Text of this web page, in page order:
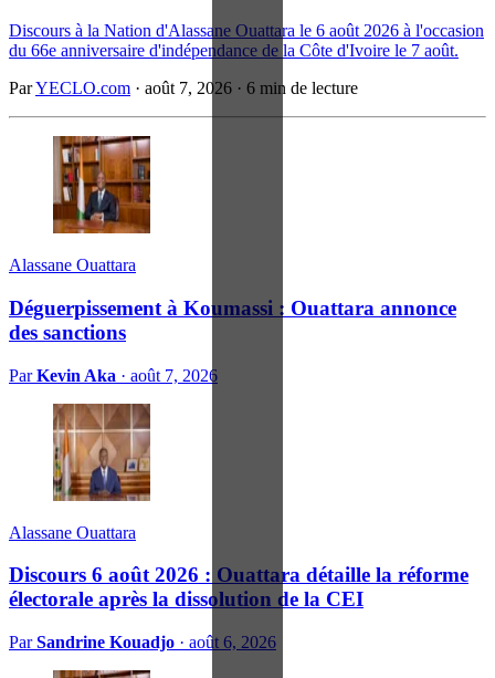
Discours à la Nation d'Alassane Ouattara le 6 août 2026 à l'occasion
du 66e anniversaire d'indépendance de la Côte d'Ivoire le 7 août.
ParYECLO.com · août 7, 2026 · 6 min de lecture
Alassane Ouattara
Déguerpissement à Koumassi : Ouattara annonce
des sanctions
ParKevin Aka · août 7, 2026
Alassane Ouattara
Discours 6 août 2026 : Ouattara détaille la réforme
électorale après la dissolution de la CEI
ParSandrine Kouadjo · août 6, 2026